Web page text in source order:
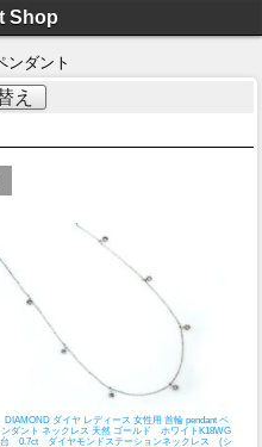
Shop
ンダント
え
DIAMOND ダイヤ レディース 女性用 首輪 pendant ペ
ンダント ネックレス 天然 ゴールド ホワイト K18WG
台 0.7ct ダイヤモンドステーションネックレス (シ